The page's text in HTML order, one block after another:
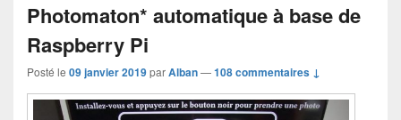
Photomaton* automatique à base de
Raspberry Pi
Posté le 09 janvier 2019parAlban—108 commentaires ↓